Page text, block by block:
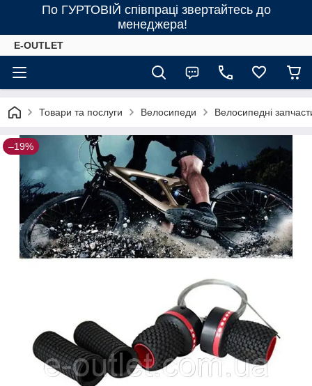
По ГУРТОВІЙ співпраці звертайтесь до
менеджера!
E-OUTLET
Товари та послуги Велосипеди Велосипедні
–19%